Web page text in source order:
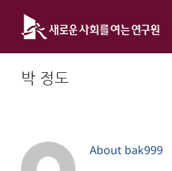
content
박 정도
About bak999